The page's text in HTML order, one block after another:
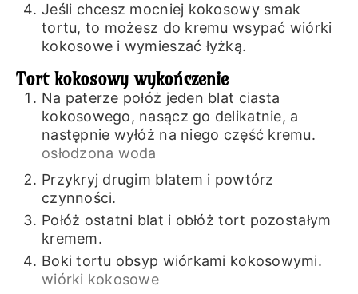
Jeśli chcesz mocniej kokosowy smak
tortu, to możesz do kremu wsypać wiórki
kokosowe i wymieszać łyżką.
Tort kokosowy wykończenie
Na paterze połóż jeden blat ciasta
kokosowego, nasącz go delikatnie, a
następnie wyłóż na niego część kremu.
osłodzona woda
Przykryj drugim blatem i powtórz
czynności.
Połóż ostatni blat i obłóż tort pozostałym
kremem.
Boki tortu obsyp wiórkami kokosowymi.
wiórki kokosowe